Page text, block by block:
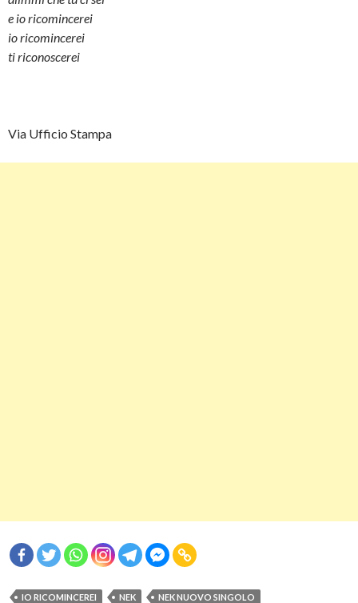
e io ricomincerei
io ricomincerei
ti riconoscerei
Via Ufficio Stampa
IO RICOMINCEREI NEK
NEK NUOVO SINGOLO